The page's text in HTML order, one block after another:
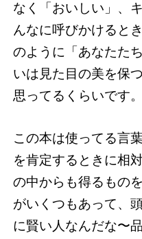
なく「おいしい」、
んなに呼びかけると
のように「あなたた
いは見た目の美を保
思ってるくらいです。
この本は使ってる言
を肯定するときに相
の中からも得るもの
がいくつもあって、
に賢い人なんだな〜